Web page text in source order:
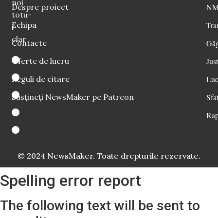
noi
totu-
i
clar
Despre proiect
Echipa
Contacte
Oferte de lucru
Reguli de citare
Susțineți NewsMaker pe Patreon
© 2024 NewsMaker. Toate drepturile rezervate.
Spelling error report
The following text will be sent to